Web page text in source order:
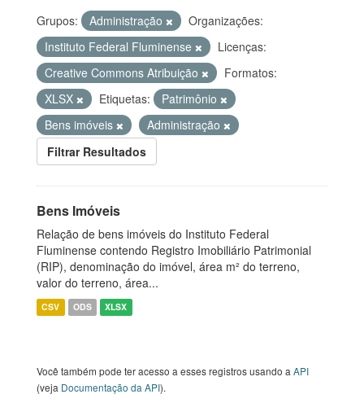
Grupos: Administração
Organizações:
Instituto Federal Fluminense
Licenças:
Creative Commons Atribuição
Formatos:
XLSX
Etiquetas:
Patrimônio
Bens imóveis
Administração
Filtrar Resultados
Bens Imóveis
Relação de bens imóveis do Instituto Federal
Fluminense contendo Registro Imobiliário Patrimonial
(RIP), denominação do imóvel, área m² do terreno,
valor do terreno, área...
CSV ODS XLSX
Você também pode ter acesso a esses registros usando aAPI
(veja Documentação da API).